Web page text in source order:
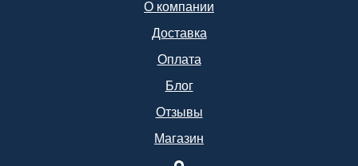
О компании
Доставка
Оплата
Блог
Отзывы
Магазин